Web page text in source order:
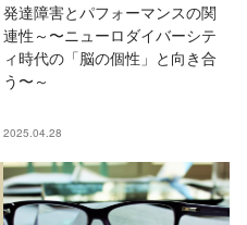
発達障害とパフォーマンスの関
連性～〜ニューロダイバーシテ
ィ時代の「脳の個性」と向き合
う〜～
2025.04.28